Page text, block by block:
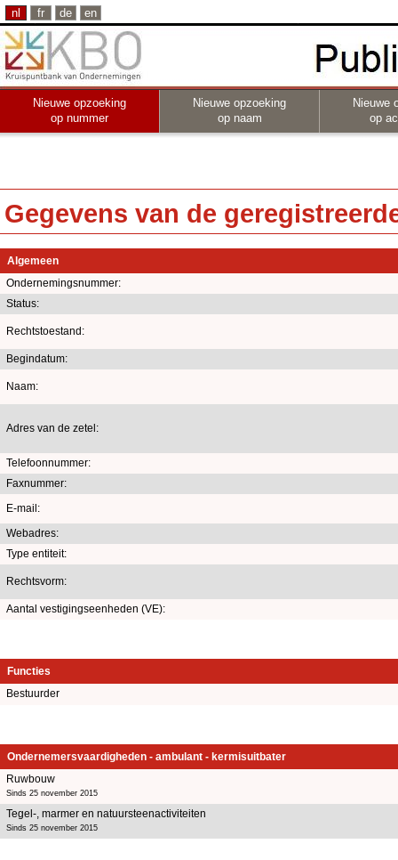
nl fr de en
Nieuwe opzoeking
op nummer
Nieuwe opzoeking
op naam
Nieuwe
op
Gegevens van de
Algemeen
Ondernemingsnummer:
Status:
Rechtstoestand:
Begindatum:
Naam:
Adres van de zetel:
Telefoonnummer:
Faxnummer:
E-mail:
Webadres:
Type entiteit:
Rechtsvorm:
Aantal vestigingseenheden (VE):
Functies
Bestuurder
Ondernemersvaardigheden - ambulant - kermisuitbater
Ruwbouw
Sinds 25 november 2015
Tegel-, marmer en natuursteenactiviteiten
Sinds 25 november 2015